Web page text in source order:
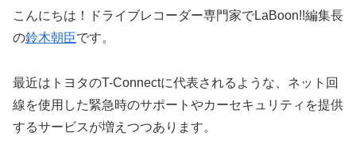
こんにちは！ドライブレコーダー専門家でLaBoon!!編集長
の鈴木朝臣です。
最近はトヨタのT-Connectに代表されるような、ネット回
線を使用した緊急時のサポートやカーセキュリティを提供
するサービスが増えつつあります。